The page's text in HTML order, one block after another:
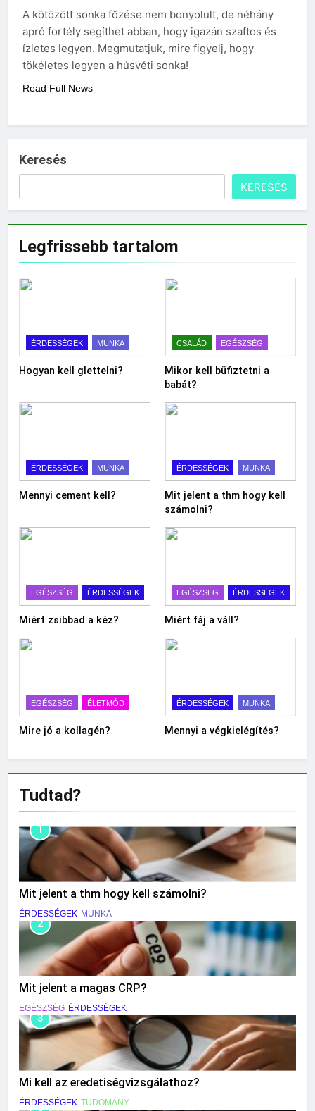
3 Nap Ezelőtt
A kötözött sonka főzése nem bonyolult, de néhány
apró fortély segíthet abban, hogy igazán szaftos és
ízletes legyen. Megmutatjuk, mire figyelj, hogy
tökéletes legyen a húsvéti sonka!
Read Full News
Keresés
KERESÉS
Legfrissebb tartalom
ÉRDESSÉGEK MUNKA
Hogyan kell glettelni?
CSALÁD EGÉSZSÉG
Mikor kell büfiztetni a
babát?
ÉRDESSÉGEK MUNKA
Mennyi cement kell?
ÉRDESSÉGEK MUNKA
Mit jelent a thm hogy kell
számolni?
EGÉSZSÉG ÉRDESSÉGEK
Miért zsibbad a kéz?
EGÉSZSÉG ÉRDESSÉGEK
Miért fáj a váll?
EGÉSZSÉG ÉLETMÓD
Mire jó a kollagén?
ÉRDESSÉGEK MUNKA
Mennyi a végkielégítés?
Tudtad?
1
Mit jelent a thm hogy kell számolni?
ÉRDESSÉGEK MUNKA
2
Mit jelent a magas CRP?
EGÉSZSÉG ÉRDESSÉGEK
3
Mi kell az eredetiségvizsgálathoz?
ÉRDESSÉGEK TUDOMÁNY